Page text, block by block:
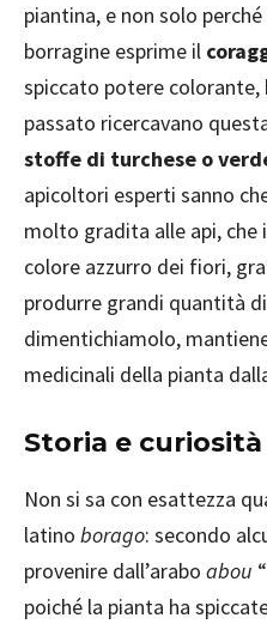
piantina, e non solo
borragine esprime il
spiccato potere
passato ricercavano
stoffe di turchese o
apicoltori esperti sanno
molto gradita alle api,
colore azzurro dei fiori,
produrre grandi quantità di
dimentichiamolo,
medicinali della pianta
Storia e
Non si sa con esattezza
latino borago: secondo
provenire dall’arabo abou
poiché la pianta ha